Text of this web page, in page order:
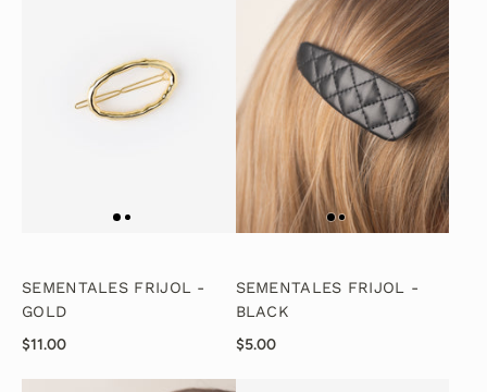
SEMENTALES FRIJOL -
GOLD
$11.00
SEMENTALES FRIJOL -
BLACK
$5.00